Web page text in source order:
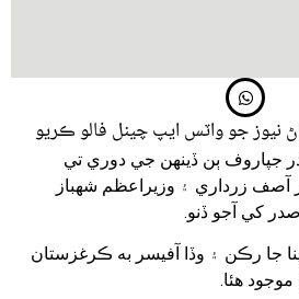
نيوز جو واٽس ايپ چينل فالو ڪريو
جپاروف ٻن ڏينھن جي دوري تي
آصف زرداري ۽ وزيراعظم شھباز
کي آجو ڏنو.
جا رڪن ۽ وڏا آفيسر به ڪرغزستان
هئا.